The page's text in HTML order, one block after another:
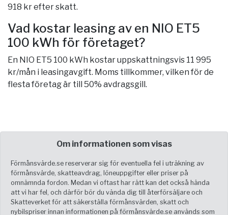
918 kr efter skatt.
Vad kostar leasing av en NIO ET5
100 kWh för företaget?
En NIO ET5 100 kWh kostar uppskattningsvis 11 995
kr/mån i leasingavgift. Moms tillkommer, vilken för de
flesta företag är till 50% avdragsgill.
Om informationen som visas
Förmånsvärde.se reserverar sig för eventuella fel i uträkning av
förmånsvärde, skatteavdrag, löneuppgifter eller priser på
omnämnda fordon. Medan vi oftast har rätt kan det också hända
att vi har fel, och därför bör du vända dig till återförsäljare och
Skatteverket för att säkerställa förmånsvärden, skatt och
nybilspriser innan informationen på förmånsvärde.se används som